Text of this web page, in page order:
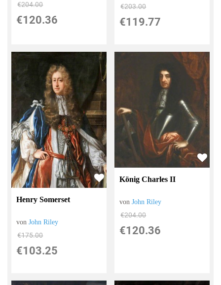
€204.00
€120.36
€203.00
€119.77
Henry Somerset
vonJohn Riley
€175.00
€103.25
König Charles II
vonJohn Riley
€204.00
€120.36